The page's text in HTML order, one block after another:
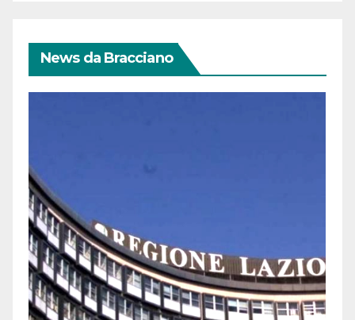
News da Bracciano